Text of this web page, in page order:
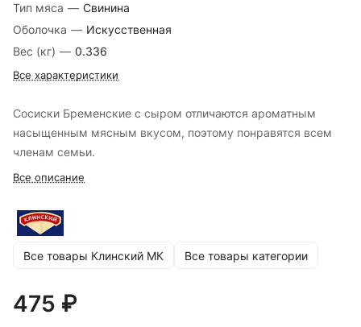
Тип мяса — Свинина
Оболочка — Искусственная
Вес (кг) — 0.336
Все характеристики
Сосиски Бременские с сыром отличаются ароматным
насыщенным мясным вкусом, поэтому понравятся всем
членам семьи.
Все описание
Все товары Клинский МК Все товары категории
475 ₽